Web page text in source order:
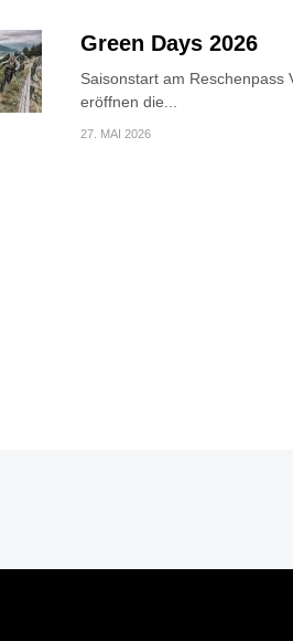
Green Days 2026
Saisonstart am Reschenpass
eröffnen die...
27. MAI 2026